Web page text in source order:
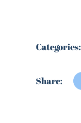
Categories:
Share: